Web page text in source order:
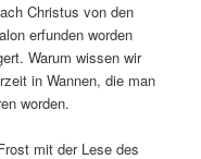
Christus von den
erfunden worden
Warum wissen wir
in Wannen, die man
worden.
mit der Lese des